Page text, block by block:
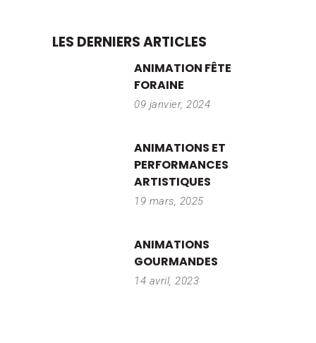
LES DERNIERS ARTICLES
ANIMATION FÊTE
FORAINE
09 janvier, 2024
ANIMATIONS ET
PERFORMANCES
ARTISTIQUES
19 mars, 2025
ANIMATIONS
GOURMANDES
14 avril, 2023